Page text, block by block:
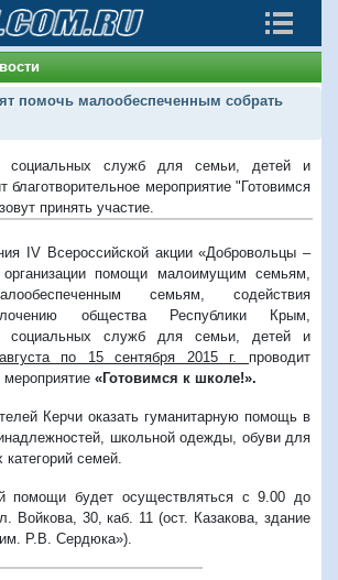
помочь малообеспеченным собрать
социальных служб для семьи, детей и
благотворительное мероприятие "Готовимся
принять участие.
IV Всероссийской акции «Добровольцы –
помощи малоимущим семьям,
семьям, содействия
общества Республики Крым,
социальных служб для семьи, детей и
по 15 сентября 2015 г. проводит
мероприятие «Готовимся к школе!».
Керчи оказать гуманитарную помощь в
школьной одежды, обуви для
семей.
помощи будет осуществляться с 9.00 до
Войкова, 30, каб. 11 (ост. Казакова, здание
Р.В. Сердюка»).